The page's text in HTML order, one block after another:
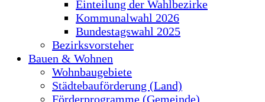
Einteilung der Wahlbezirke
Kommunalwahl 2026
Bundestagswahl 2025
Bezirksvorsteher
Bauen & Wohnen
Wohnbaugebiete
Städtebauförderung (Land)
Förderprogramme (Gemeinde)